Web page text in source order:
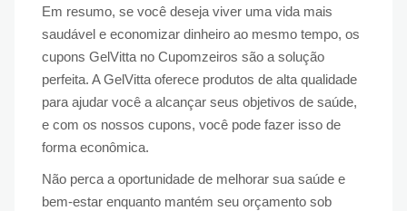
Em resumo, se você deseja viver uma vida mais
saudável e economizar dinheiro ao mesmo tempo, os
cupons GelVitta no Cupomzeiros são a solução
perfeita. A GelVitta oferece produtos de alta qualidade
para ajudar você a alcançar seus objetivos de saúde,
e com os nossos cupons, você pode fazer isso de
forma econômica.
Não perca a oportunidade de melhorar sua saúde e
bem-estar enquanto mantém seu orçamento sob